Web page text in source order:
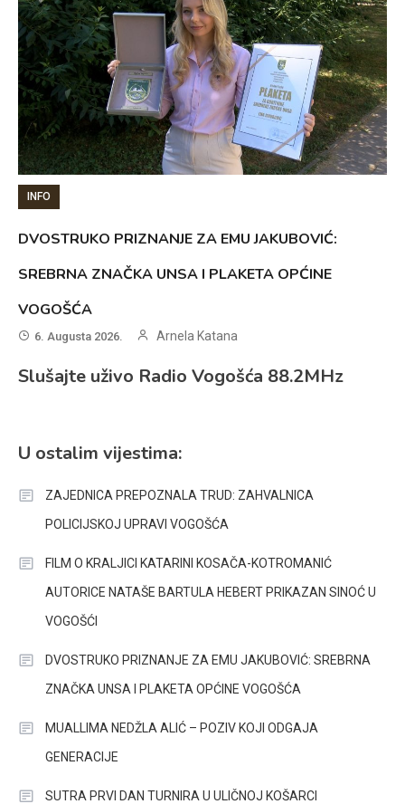
INFO
DVOSTRUKO PRIZNANJE ZA EMU JAKUBOVIĆ:
SREBRNA ZNAČKA UNSA I PLAKETA OPĆINE
VOGOŠĆA
6. Augusta 2026. Arnela Katana
Slušajte uživo Radio Vogošća 88.2MHz
U ostalim vijestima:
ZAJEDNICA PREPOZNALA TRUD: ZAHVALNICA
POLICIJSKOJ UPRAVI VOGOŠĆA
FILM O KRALJICI KATARINI KOSAČA-KOTROMANIĆ
AUTORICE NATAŠE BARTULA HEBERT PRIKAZAN SINOĆ U
VOGOŠĆI
DVOSTRUKO PRIZNANJE ZA EMU JAKUBOVIĆ: SREBRNA
ZNAČKA UNSA I PLAKETA OPĆINE VOGOŠĆA
MUALLIMA NEDŽLA ALIĆ – POZIV KOJI ODGAJA
GENERACIJE
SUTRA PRVI DAN TURNIRA U ULIČNOJ KOŠARCI